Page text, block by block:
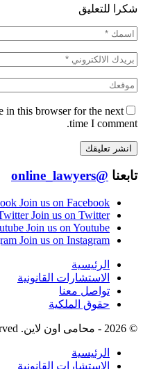
شكرا للتعليق
in this browser for the next
time I comment.
تابعنا @online_lawyers
Join us on Facebook
Join us on Twitter
Join us on Youtube
Join us on Instagram
الرئيسية
الاستشارات القانونية
تواصل معنا
حقوق الملكية
© 2026 - محامى اون لاين. All Rights Reserved.
الرئيسية
الاستشارات القانونية